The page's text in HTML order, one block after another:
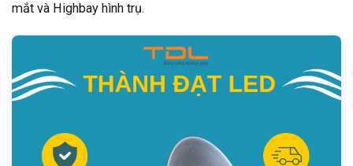
mắt và Highbay hình trụ.